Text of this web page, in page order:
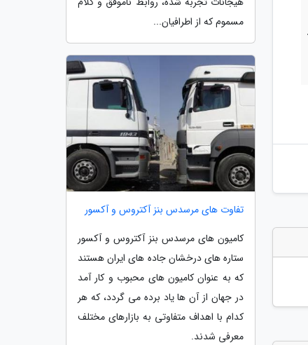
مسموم که از اطرافیان...
تفاوت های مرسدس بنز آکتروس و آکسور
کامیون های مرسدس بنز آکتروس و آکسور
ستاره های درخشان جاده های ایران هستند
که به عنوان کامیون های محبوب و کار آمد
در جهان از آن ها یاد برده می گردد، که هر
کدام با اهداف متفاوتی به بازارهای مختلف
معرفی شدند.